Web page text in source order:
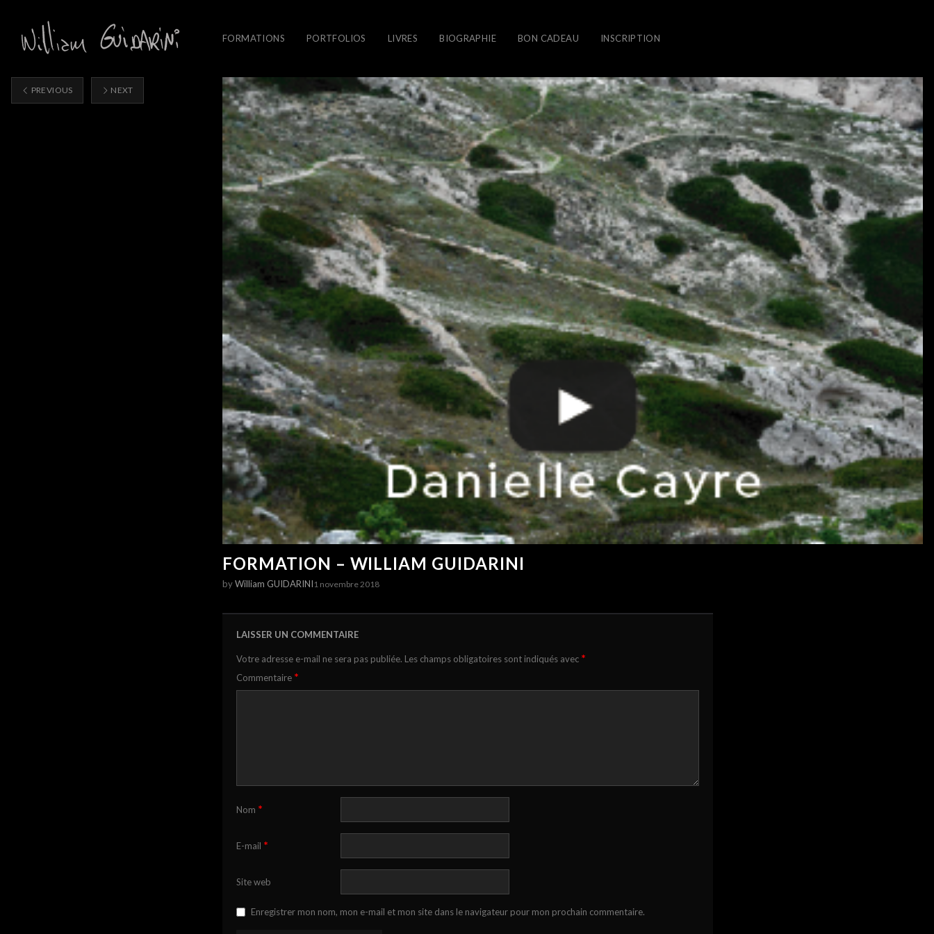
FORMATIONS PORTFOLIOS LIVRES BIOGRAPHIE BON CADEAU INSCRIPTION
FORMATION – WILLIAM GUIDARINI
byWilliam GUIDARINI 1 novembre 2018
LAISSER UN COMMENTAIRE
Votre adresse e-mail ne sera pas publiée. Les champs obligatoires sont indiqués avec *
Commentaire *
Nom *
E-mail *
Site web
Enregistrer mon nom, mon e-mail et mon site dans le navigateur pour mon prochain commentaire.
PREVIOUS NEXT